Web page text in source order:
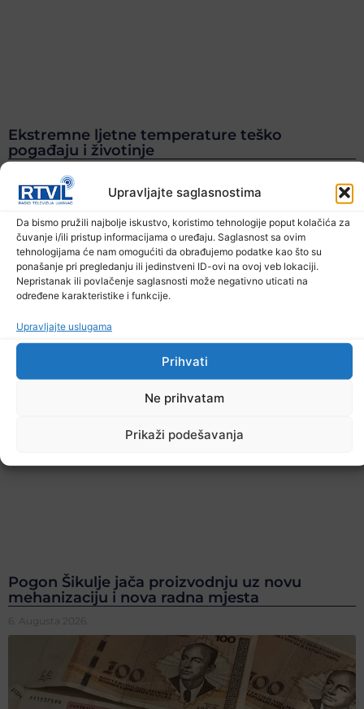
Upravljajte saglasnostima
Da bismo pružili najbolje iskustvo, koristimo tehnologije poput kolačića za
čuvanje i/ili pristup informacijama o uređaju. Saglasnost sa ovim
tehnologijama će nam omogućiti da obrađujemo podatke kao što su
ponašanje pri pregledanju ili jedinstveni ID-ovi na ovoj veb lokaciji.
Nepristanak ili povlačenje saglasnosti može negativno uticati na
određene karakteristike i funkcije.
Upravljajte uslugama
Prihvati
Ne prihvatam
Prikaži podešavanja
Ekstremne ljetne temperature teško
pogađaju i životinje
6. Augusta 2026.
Pogon Šikulje jača proizvodnju uz novu
mehanizaciju i nova radna mjesta
6. Augusta 2026.